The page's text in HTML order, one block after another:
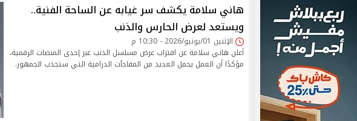
هاني سلامة يكشف سر غيابه عن الساحة الفنية..
ويستعد لعرض الحارس والذنب
الإثنين 01/يونيو/2026 - 10:30 م
أعلن هاني سلامة عن اقتراب عرض مسلسل الذنب عبر إحدى المنصات الرقمية،
مؤكدًا أن العمل يحمل العديد من المفاجآت الدرامية التي ستجذب الجمهور.